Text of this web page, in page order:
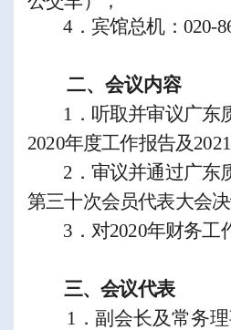
4． 宾馆总机： 020-
二、会议内容
1 ． 听取并审议广东
2020年度工作报告及2021
2 ．审议并通过广
第三十次会员代表大会决
3 ．对2020年财务工
三、会议代表
1 ． 副会长及常务